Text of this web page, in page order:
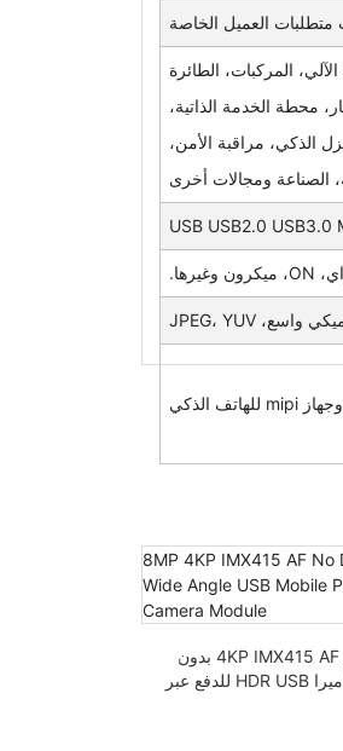
المركبات، الطائرة
محطة الخدمة الذاتية،
الذكي، مراقبة الأمن،
الصناعة ومجالات أخرى
USB USB2.0 USB3.0
8 ميجابكسل 4KP IMX415 AF بدون
تشويه وحدة كاميرا HDR USB للدفع عبر